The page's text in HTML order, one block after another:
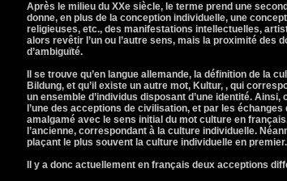
Après le milieu du XXe siècle, le terme prend une
donne, en plus de la conception individuelle, une
religieuses, etc., des manifestations intellectuelles,
alors revêtir l’un ou l’autre sens, mais la proximité des
d’ambiguïté.
Il se trouve qu’en langue allemande, la définition de la
Bildung, et qu’il existe un autre mot, Kultur, , qui
un ensemble d’individus disposant d’une identité.
l’une des acceptions de civilisation, et par les
amalgamé avec le sens initial du mot culture en
l’ancienne, correspondant à la culture individuelle.
plaçant le plus souvent la culture individuelle en premier.
Il y a donc actuellement en français deux acceptions